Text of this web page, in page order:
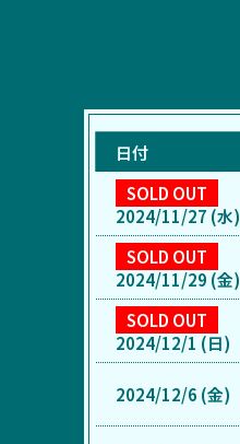
日付
SOLD OUT
2024/11/27 (水)
SOLD OUT
2024/11/29 (金)
SOLD OUT
2024/12/1 (日)
2024/12/6 (金)